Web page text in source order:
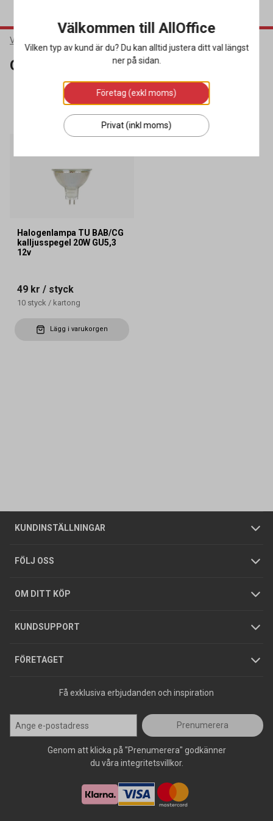
Varumärken
GE Lighting
SORTERA
1 produkter
Halogenlampa TU BAB/CG
kalljusspegel 20W GU5,3
12v
49 kr / styck
10 styck / kartong
Lägg i varukorgen
KUNDINSTÄLLNINGAR
Företagskund / Privatkund
FÖLJ OSS
OM DITT KÖP
Allmänna försäljningsvillkor
Integritetspolicy
GDPR
KUNDSUPPORT
Butiker
Foldrar och kataloger
Köpguider
Varumärken
FÖRETAGET
Om oss
Tjänster
Hållbarhet
Jobba hos oss
Press
Få exklusiva erbjudanden och inspiration
Prenumerera
Genom att klicka på "Prenumerera" godkänner
du våra integritetsvillkor.
Välkommen till AllOffice
Vilken typ av kund är du? Du kan alltid justera ditt val längst
ner på sidan.
Företag (exkl moms)
Privat (inkl moms)